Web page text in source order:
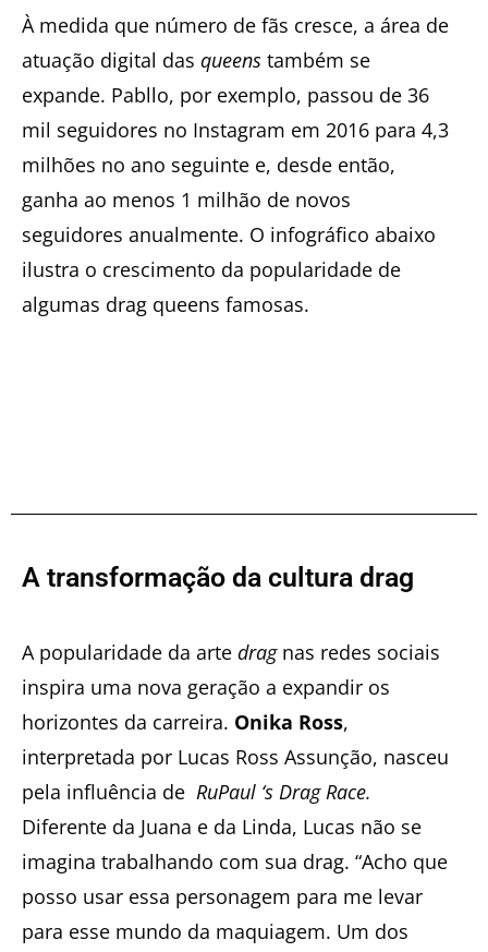
À medida que número de fãs cresce, a área de
atuação digital das queens também se
expande. Pabllo, por exemplo, passou de 36
mil seguidores no Instagram em 2016 para 4,3
milhões no ano seguinte e, desde então,
ganha ao menos 1 milhão de novos
seguidores anualmente. O infográfico abaixo
ilustra o crescimento da popularidade de
algumas drag queens famosas.
A transformação da cultura drag
A popularidade da arte dragnas redes sociais
inspira uma nova geração a expandir os
horizontes da carreira. Onika Ross,
interpretada por Lucas Ross Assunção, nasceu
pela influência de RuPaul ‘s Drag Race.
Diferente da Juana e da Linda, Lucas não se
imagina trabalhando com sua drag. “Acho que
posso usar essa personagem para me levar
para esse mundo da maquiagem. Um dos